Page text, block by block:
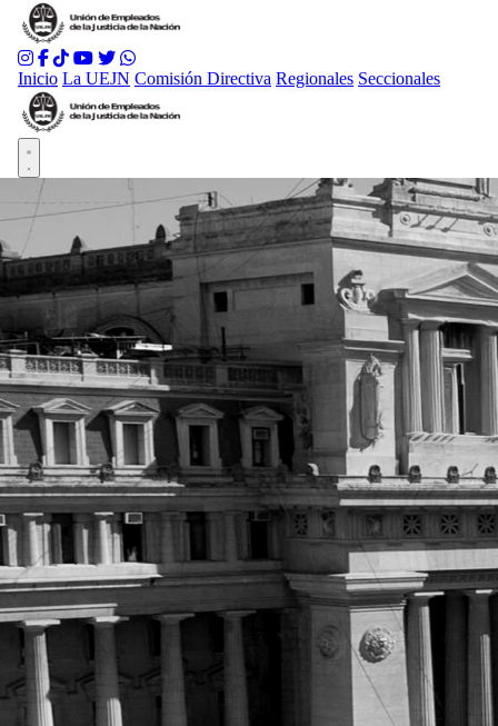
Inicio La UEJN Comisión Directiva Regionales Seccionales
Abrir menú principal